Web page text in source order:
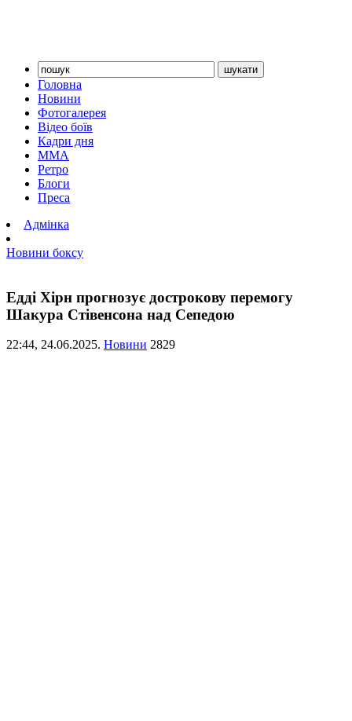
Головна
Новини
Фотогалерея
Відео боїв
Кадри дня
ММА
Ретро
Блоги
Преса
Адмінка
Новини боксу
Едді Хірн прогнозує дострокову перемогу
Шакура Стівенсона над Сепедою
22:44, 24.06.2025. Новини 2829